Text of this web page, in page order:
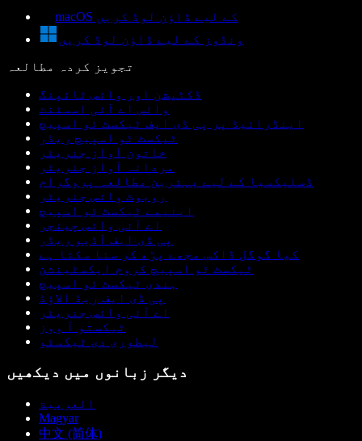
macOS کے لیے ڈاؤن لوڈ کریں
ونڈوز کے لیے ڈاؤن لوڈ کریں
تجویز کردہ مطالعہ
ڈکٹیشن اور وائس ٹائپنگ
وائس اے آئی اسسٹنٹ
اینڈرائیڈ پر پی ڈی ایف ٹیکسٹ ٹو اسپیچ
ٹیکسٹ ٹو اسپیچ ریڈر
خاتون آواز جنریٹر
مردانہ آواز جنریٹر
ڈسلیکسیا کے لیے بہترین مطالعہ پروگرام
روبوٹ وائس جنریٹر
اینیمے ٹیکسٹ ٹو اسپیچ
اے آئی وائس چینجر
پی ڈی ایف آڈیو ریڈر
کیا گوگل ڈاکس مجھے پڑھ کر سنا سکتا ہے
ٹیکسٹ ٹو اسپیچ کروم ایکسٹینشن
ہندی ٹیکسٹ ٹو اسپیچ
پی ڈی ایف ریڈ الاؤڈ
اے آئی وائس جنریٹر
ٹیکستو آ ووز
لیطوری دی ٹیکسٹو
دیگر زبانوں میں دیکھیں
العربية
Magyar
中文 (简体)